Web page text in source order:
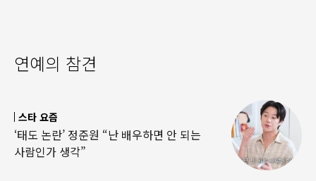
연예의 참견
스타 요즘
‘태도 논란’ 정준원 “난 배우하면 안 되는
사람인가 생각”